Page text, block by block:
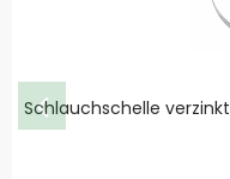
Schlauchschelle verzinkt